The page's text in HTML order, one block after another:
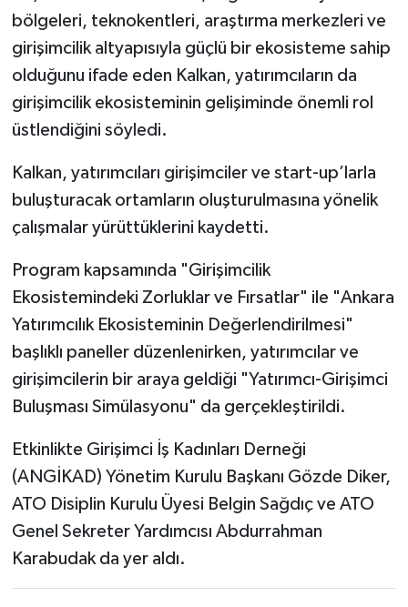
bölgeleri, teknokentleri, araştırma merkezleri ve
girişimcilik altyapısıyla güçlü bir ekosisteme sahip
olduğunu ifade eden Kalkan, yatırımcıların da
girişimcilik ekosisteminin gelişiminde önemli rol
üstlendiğini söyledi.
Kalkan, yatırımcıları girişimciler ve start-up’larla
buluşturacak ortamların oluşturulmasına yönelik
çalışmalar yürüttüklerini kaydetti.
Program kapsamında "Girişimcilik
Ekosistemindeki Zorluklar ve Fırsatlar" ile "Ankara
Yatırımcılık Ekosisteminin Değerlendirilmesi"
başlıklı paneller düzenlenirken, yatırımcılar ve
girişimcilerin bir araya geldiği "Yatırımcı-Girişimci
Buluşması Simülasyonu" da gerçekleştirildi.
Etkinlikte Girişimci İş Kadınları Derneği
(ANGİKAD) Yönetim Kurulu Başkanı Gözde Diker,
ATO Disiplin Kurulu Üyesi Belgin Sağdıç ve ATO
Genel Sekreter Yardımcısı Abdurrahman
Karabudak da yer aldı.